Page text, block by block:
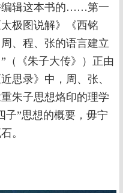
编辑这本书的……第一
极图说解》《西铭
、程、张的语言建立
（《朱子大传》）正由
思录》中，周、张、
朱子思想烙印的理学
子”思想的概要，毋宁
。